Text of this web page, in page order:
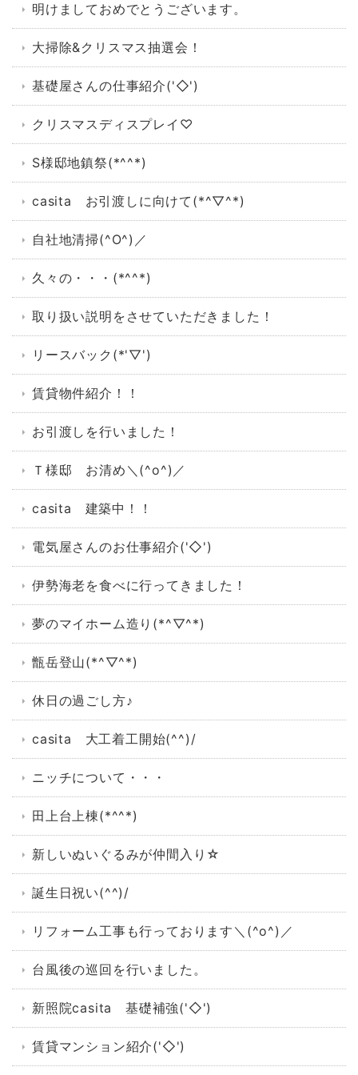
明けましておめでとうございます。
大掃除&クリスマス抽選会！
基礎屋さんの仕事紹介('◇')ゞ
クリスマスディスプレイ♡
S様邸地鎮祭(*^^*)
casita お引渡しに向けて(*^▽^*)
自社地清掃(^O^)／
久々の・・・(*^^*)
取り扱い説明をさせていただきました！
リースバック(*'▽')
賃貸物件紹介！！
お引渡しを行いました！
Ｔ様邸 お清め＼(^o^)／
casita 建築中！！
電気屋さんのお仕事紹介('◇')ゞ
伊勢海老を食べに行ってきました！
夢のマイホーム造り(*^▽^*)
甑岳登山(*^▽^*)
休日の過ごし方♪
casita 大工着工開始(^^)/
ニッチについて・・・
田上台上棟(*^^*)
新しいぬいぐるみが仲間入り☆
誕生日祝い(^^)/
リフォーム工事も行っております＼(^o^)／
台風後の巡回を行いました。
新照院casita 基礎補強('◇')ゞ
賃貸マンション紹介('◇')ゞ